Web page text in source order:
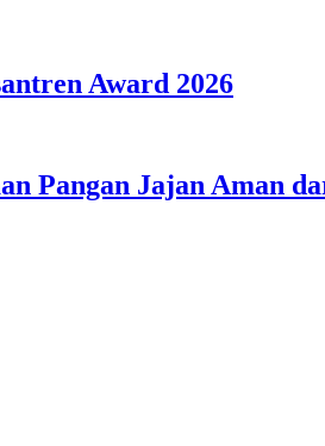
Award 2026
Pangan Jajan Aman